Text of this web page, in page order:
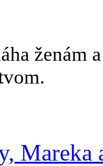
ženám
Mareka